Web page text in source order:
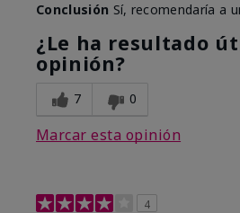
Conclusión Sí, recomendaría a
¿Le ha resultado
opinión?
7 0
Marcar esta opinión
4